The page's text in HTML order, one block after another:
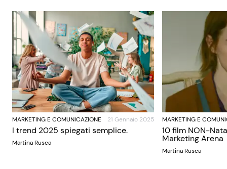
MARKETING E COMUNICAZIONE 21 Gennaio 2025
I trend 2025 spiegati semplice.
Martina Rusca
MARKETING E
10 film NON-
Marketing Arena
Martina Rusca